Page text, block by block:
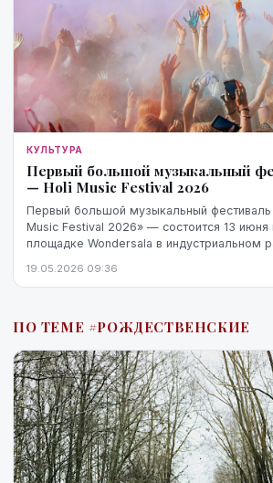
КУЛЬТУРА
Первый большой музыкальный
— Holi Music Festival 2026
Первый большой музыкальный
Music Festival 2026» — состоится 13 июня
площадке Wondersala в индустриальном
19.05.2026 09:36
ПО ТЕМЕ #РОЖДЕСТВЕНСКИЕ